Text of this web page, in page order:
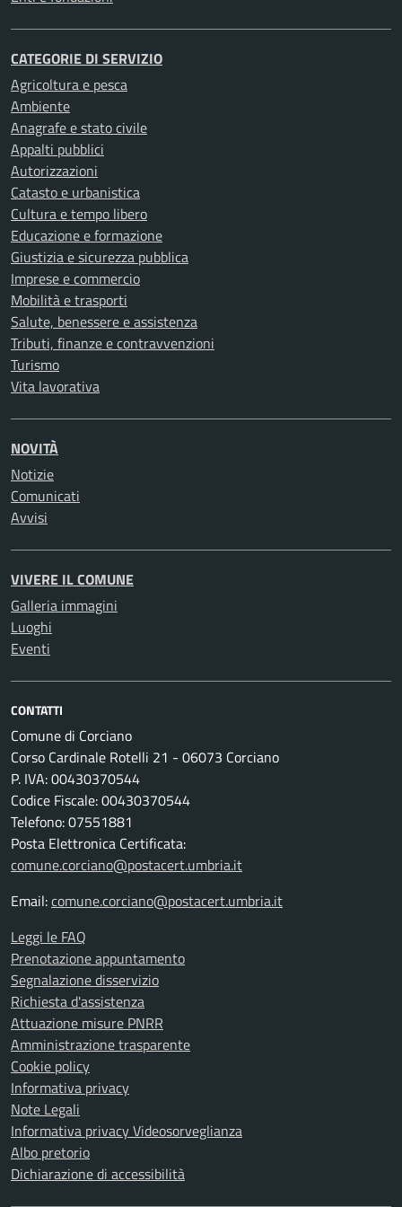
CATEGORIE DI SERVIZIO
Agricoltura e pesca
Ambiente
Anagrafe e stato civile
Appalti pubblici
Autorizzazioni
Catasto e urbanistica
Cultura e tempo libero
Educazione e formazione
Giustizia e sicurezza pubblica
Imprese e commercio
Mobilità e trasporti
Salute, benessere e assistenza
Tributi, finanze e contravvenzioni
Turismo
Vita lavorativa
NOVITÀ
Notizie
Comunicati
Avvisi
VIVERE IL COMUNE
Galleria immagini
Luoghi
Eventi
CONTATTI
Comune di Corciano
Corso Cardinale Rotelli 21 - 06073 Corciano
P. IVA: 00430370544
Codice Fiscale: 00430370544
Telefono: 07551881
Posta Elettronica Certificata:
comune.corciano@postacert.umbria.it
Email:comune.corciano@postacert.umbria.it
Leggi le FAQ
Prenotazione appuntamento
Segnalazione disservizio
Richiesta d'assistenza
Attuazione misure PNRR
Amministrazione trasparente
Cookie policy
Informativa privacy
Note Legali
Informativa privacy Videosorveglianza
Albo pretorio
Dichiarazione di accessibilità